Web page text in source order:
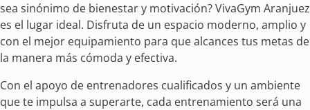
sea sinónimo de bienestar y motivación? VivaGym Aranjuez
es el lugar ideal. Disfruta de un espacio moderno, amplio y
con el mejor equipamiento para que alcances tus metas de
la manera más cómoda y efectiva.
Con el apoyo de entrenadores cualificados y un ambiente
que te impulsa a superarte, cada entrenamiento será una